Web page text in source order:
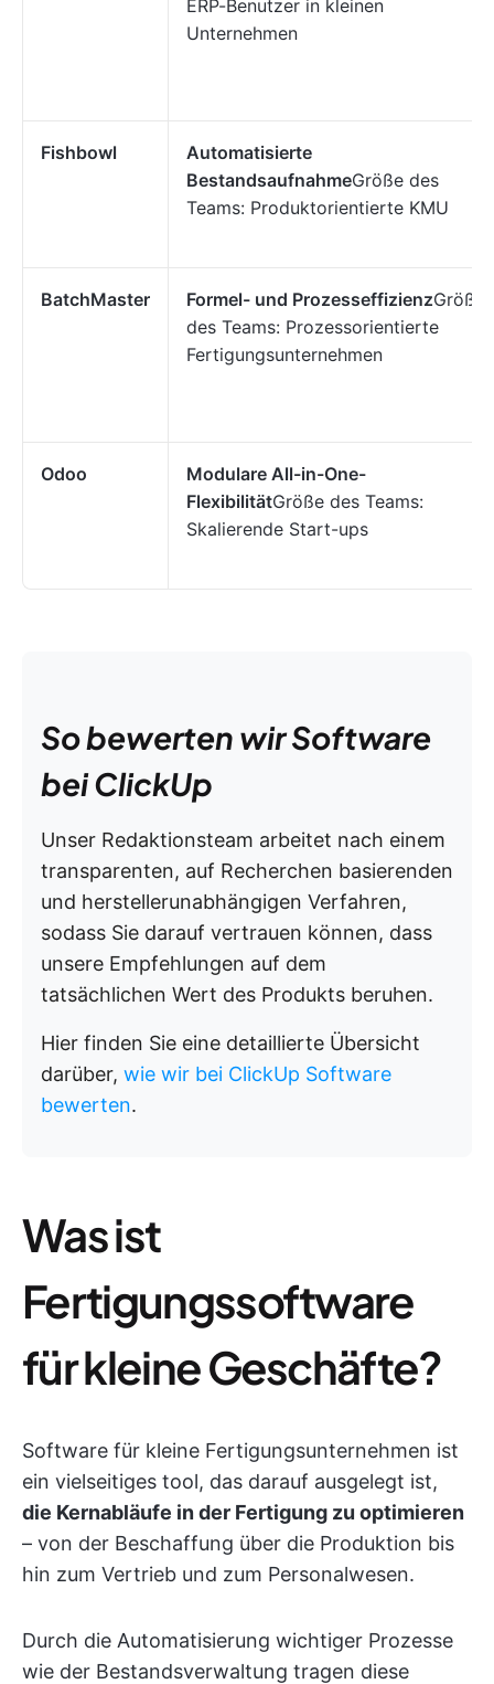
ERP-Benutzer in kleinen
Unternehmen
Fishbowl
Automatisierte
BestandsaufnahmeGröße des
Teams: Produktorientierte KMU
BatchMaster Formel- und ProzesseffizienzGröße
des Teams: Prozessorientierte
Fertigungsunternehmen
Odoo
Modulare All-in-One-
FlexibilitätGröße des Teams:
Skalierende Start-ups
So bewerten wir Software
bei ClickUp
Unser Redaktionsteam arbeitet nach einem
transparenten, auf Recherchen basierenden
und herstellerunabhängigen Verfahren,
sodass Sie darauf vertrauen können, dass
unsere Empfehlungen auf dem
tatsächlichen Wert des Produkts beruhen.
Hier finden Sie eine detaillierte Übersicht
darüber, wie wir bei ClickUp Software
bewerten.
Was ist
Fertigungssoftware
für kleine Geschäfte?
Software für kleine Fertigungsunternehmen ist
ein vielseitiges tool, das darauf ausgelegt ist,
die Kernabläufe in der Fertigung zu optimieren
– von der Beschaffung über die Produktion bis
hin zum Vertrieb und zum Personalwesen.
Durch die Automatisierung wichtiger Prozesse
wie der Bestandsverwaltung tragen diese